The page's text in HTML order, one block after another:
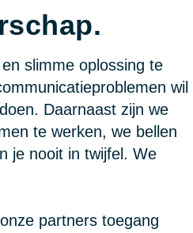
slimme oplossing te
wil
Daarnaast zijn we
te werken, we bellen
je nooit in twijfel. We
partners toegang